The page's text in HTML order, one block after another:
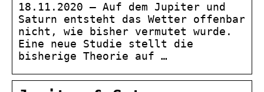
18.11.2020 — Auf dem Jupiter und
Saturn entsteht das Wetter offenbar
nicht, wie bisher vermutet wurde.
Eine neue Studie stellt die
bisherige Theorie auf …